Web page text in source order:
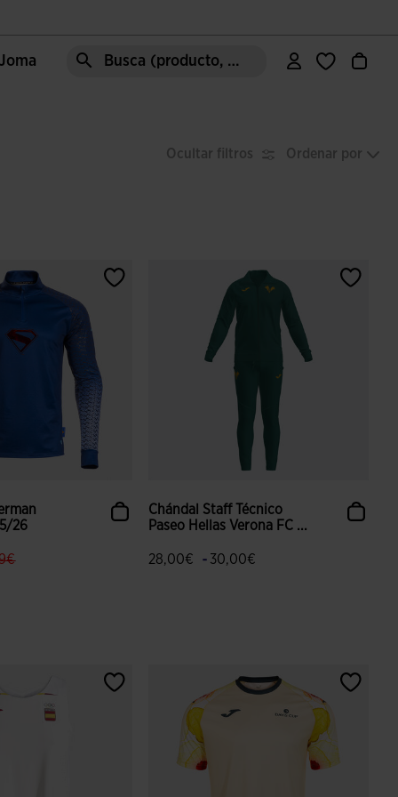
Busca (producto, estilo, área, ect.)
Ocultar filtros Ordenar por
26
label.price.to
Chándal Staff Técnico
Paseo Hellas Verona FC ...
28,00€ - 30,00€